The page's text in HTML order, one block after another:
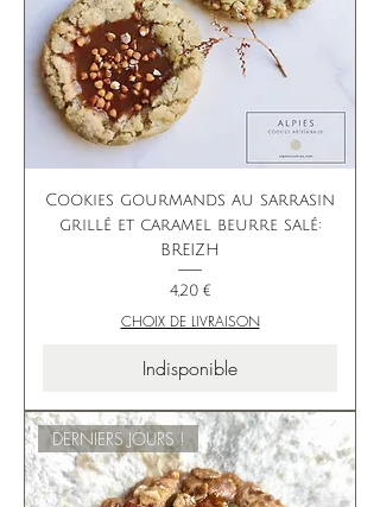
Cookies gourmands au sarrasin
grillé et caramel beurre salé:
BREIZH
Prix
4,20 €
CHOIX DE LIVRAISON
Indisponible
DERNIERS JOURS !